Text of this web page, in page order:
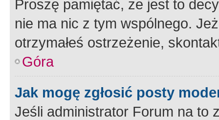
Proszę pamiętać, że jest to
nie ma nic z tym wspólnego.
otrzymałeś ostrzeżenie,
Góra
Jak mogę zgłosić posty
Jeśli administrator Forum na to